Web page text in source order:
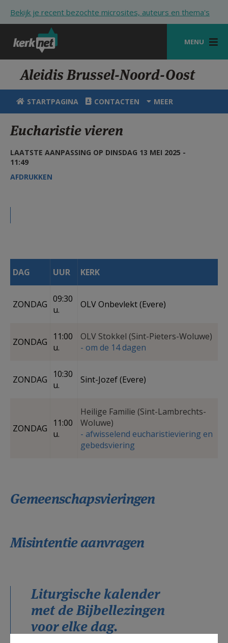
Bekijk je recent bezochte microsites, auteurs en thema's
MENU
STARTPAGINA
KERK
VIERINGEN
SHOP
ZOEKEN
HULP
Aleidis Brussel-Noord-Oost
STARTPAGINA CONTACTEN MEER
Eucharistie vieren
LAATSTE AANPASSING OP DINSDAG 13 MEI 2025 -
11:49
AFDRUKKEN
DAG UUR KERK
ZONDAG 09:30
u.
OLV Onbevlekt (Evere)
ZONDAG
11:00
u.
OLV Stokkel (Sint-Pieters-Woluwe)
- om de 14 dagen
ZONDAG
10:30
u.
Sint-Jozef (Evere)
ZONDAG
11:00
u.
Heilige Familie (Sint-Lambrechts-
Woluwe)
- afwisselend eucharistieviering en
gebedsviering
Gemeenschapsvieringen
Misintentie aanvragen
Liturgische kalender​
met de Bijbellezingen
voor elke dag.